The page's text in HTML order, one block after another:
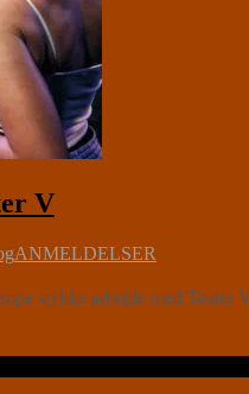
V
ANMELDELSER
stykke arbejde med